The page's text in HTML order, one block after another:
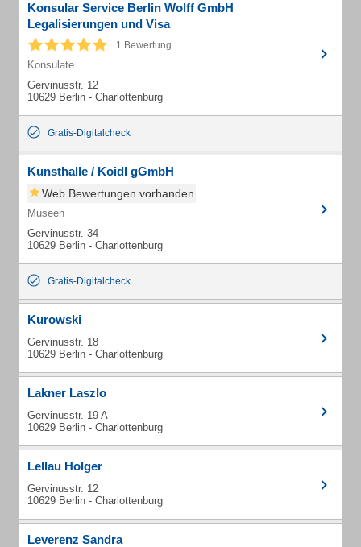
Konsular Service Berlin Wolff GmbH
Legalisierungen und Visa
1 Bewertung
Konsulate
Gervinusstr. 12
10629 Berlin - Charlottenburg
Gratis-Digitalcheck
Kunsthalle / Koidl gGmbH
Web Bewertungen vorhanden
Museen
Gervinusstr. 34
10629 Berlin - Charlottenburg
Gratis-Digitalcheck
Kurowski
Gervinusstr. 18
10629 Berlin - Charlottenburg
Lakner Laszlo
Gervinusstr. 19 A
10629 Berlin - Charlottenburg
Lellau Holger
Gervinusstr. 12
10629 Berlin - Charlottenburg
Leverenz Sandra